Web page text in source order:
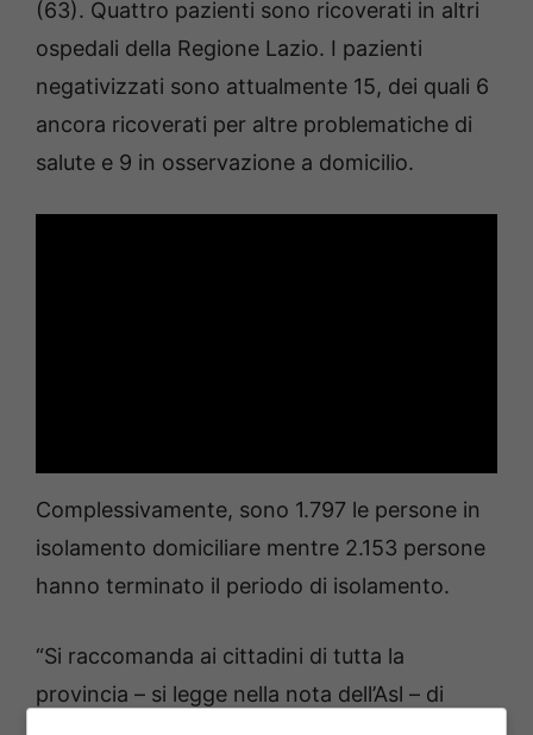
(63). Quattro pazienti sono ricoverati in altri
ospedali della Regione Lazio. I pazienti
negativizzati sono attualmente 15, dei quali 6
ancora ricoverati per altre problematiche di
salute e 9 in osservazione a domicilio.
Complessivamente, sono 1.797 le persone in
isolamento domiciliare mentre 2.153 persone
hanno terminato il periodo di isolamento.
“Si raccomanda ai cittadini di tutta la
provincia – si legge nella nota dell’Asl – di